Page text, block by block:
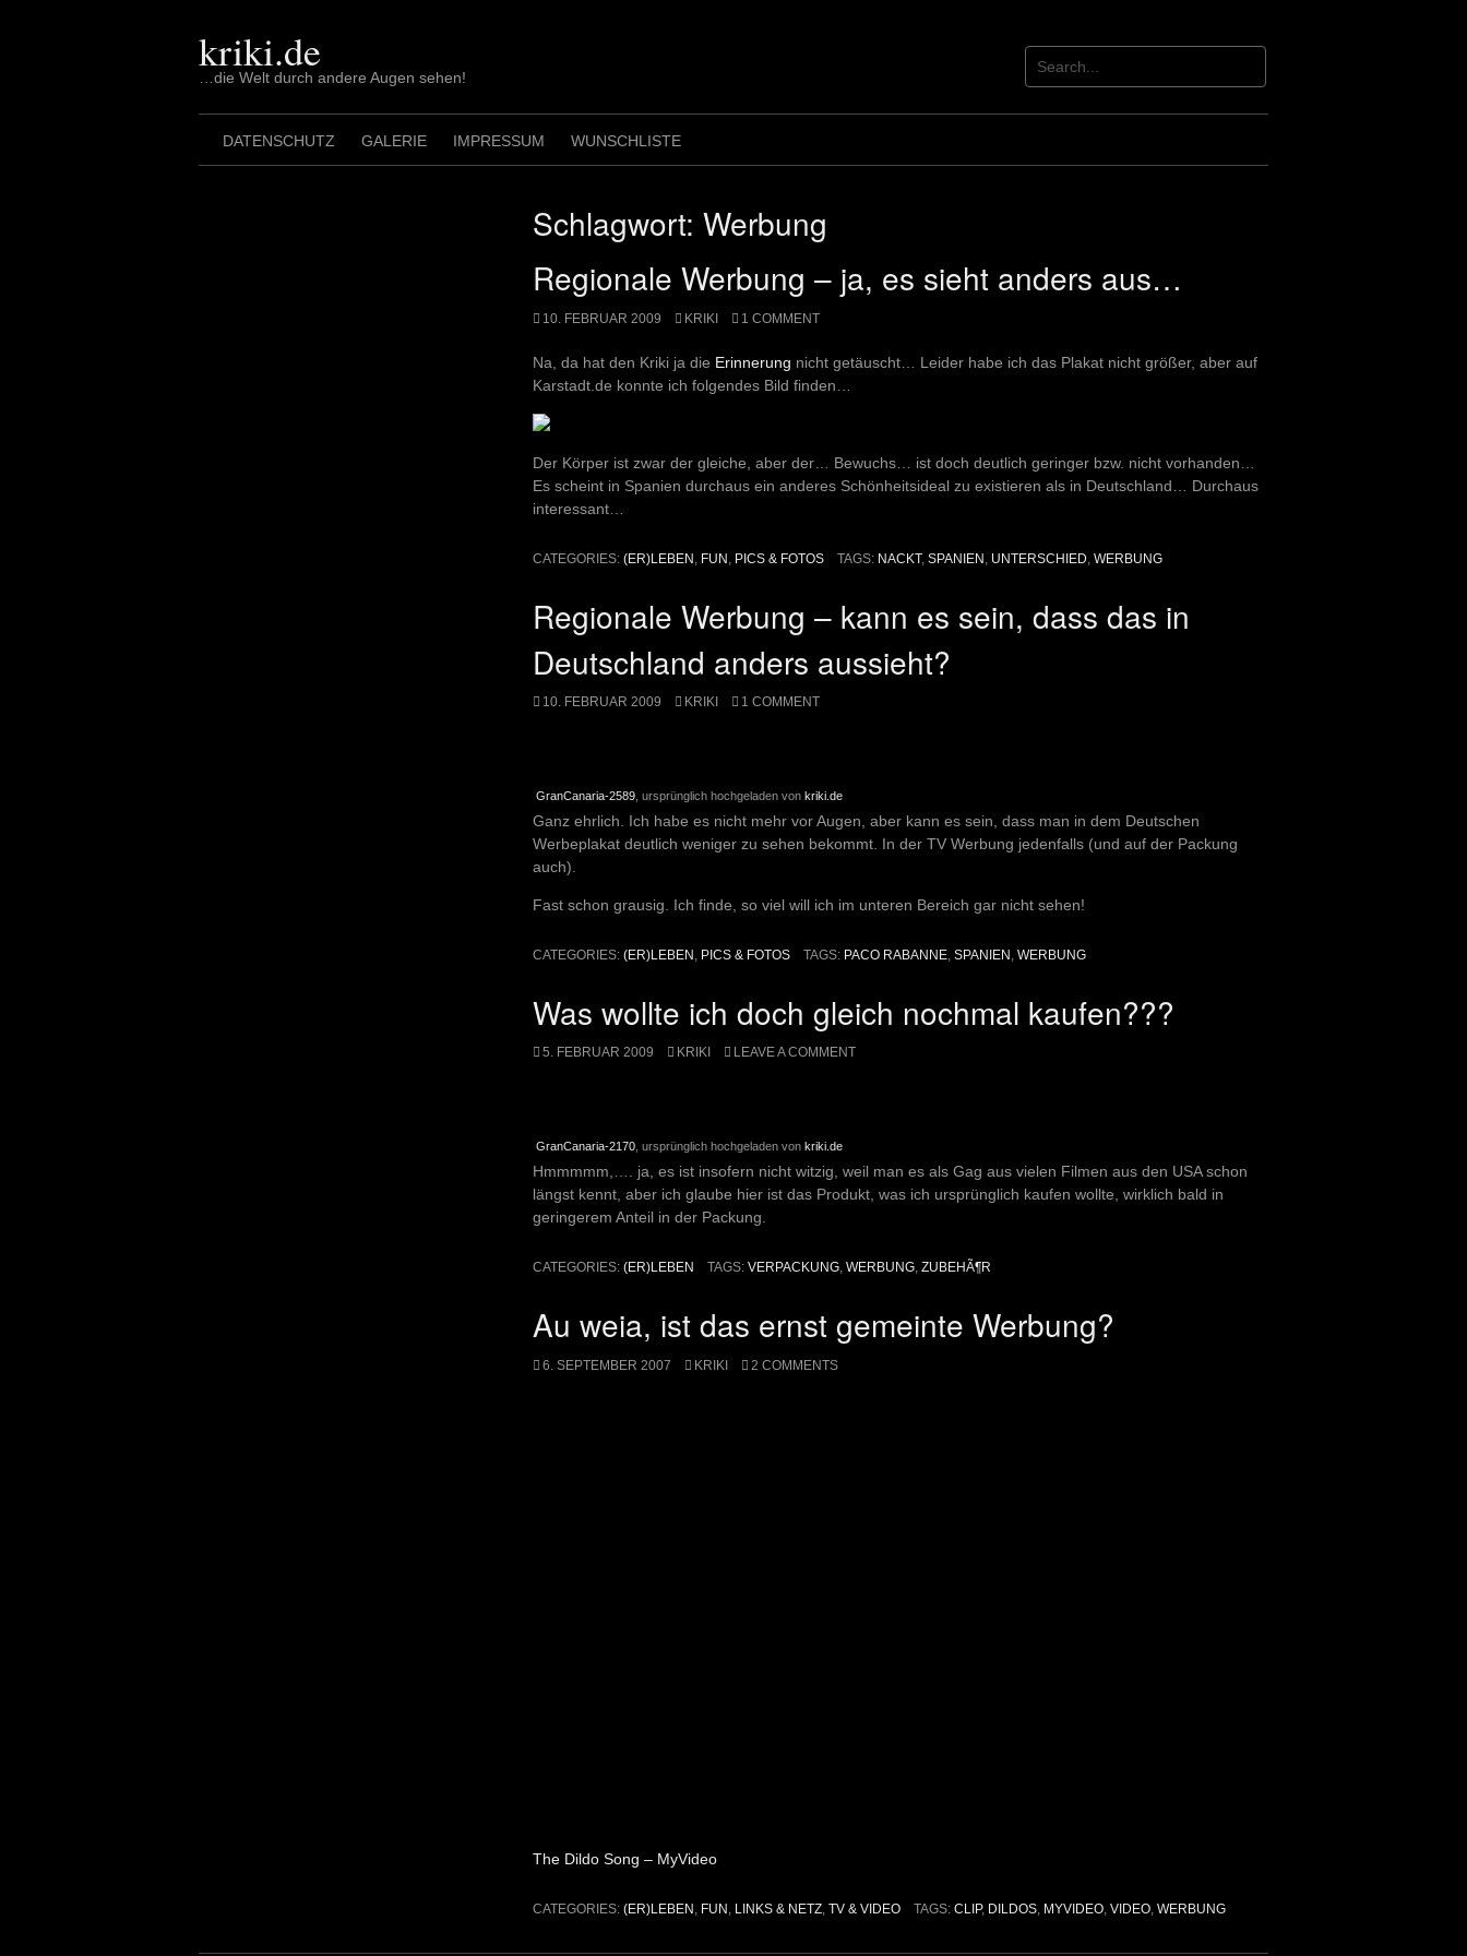
kriki.de
…die Welt durch andere Augen sehen!
DATENSCHUTZ GALERIE IMPRESSUM WUNSCHLISTE
Schlagwort: Werbung
Regionale Werbung – ja, es sieht anders aus…
10. FEBRUAR 2009 KRIKI 1 COMMENT
Na, da hat den Kriki ja die Erinnerung nicht getäuscht… Leider habe ich das Plakat nicht größer, aber auf
Karstadt.de konnte ich folgendes Bild finden…
Der Körper ist zwar der gleiche, aber der… Bewuchs… ist doch deutlich geringer bzw. nicht vorhanden…
Es scheint in Spanien durchaus ein anderes Schönheitsideal zu existieren als in Deutschland… Durchaus
interessant…
CATEGORIES: (ER)LEBEN FUN PICS & FOTOS TAGS: NACKT, SPANIEN UNTERSCHIED WERBUNG
Regionale Werbung – kann es sein, dass das in
Deutschland anders aussieht?
10. FEBRUAR 2009 KRIKI 1 COMMENT
GranCanaria-2589 , ursprünglich hochgeladen von kriki.de
Ganz ehrlich. Ich habe es nicht mehr vor Augen, aber kann es sein, dass man in dem Deutschen
Werbeplakat deutlich weniger zu sehen bekommt. In der TV Werbung jedenfalls (und auf der Packung
auch).
Fast schon grausig. Ich finde, so viel will ich im unteren Bereich gar nicht sehen!
CATEGORIES: (ER)LEBEN , PICS & FOTOS TAGS: PACO RABANNE, SPANIEN , WERBUNG
Was wollte ich doch gleich nochmal kaufen???
5. FEBRUAR 2009 KRIKI LEAVE A COMMENT
GranCanaria-2170 , ursprünglich hochgeladen von kriki.de
Hmmmmm,…. ja, es ist insofern nicht witzig, weil man es als Gag aus vielen Filmen aus den USA schon
längst kennt, aber ich glaube hier ist das Produkt, was ich ursprünglich kaufen wollte, wirklich bald in
geringerem Anteil in der Packung.
CATEGORIES: (ER)LEBEN TAGS: VERPACKUNG, WERBUNG, ZUBEHÃ¶R
Au weia, ist das ernst gemeinte Werbung?
6. SEPTEMBER 2007 KRIKI 2 COMMENTS
The Dildo Song – MyVideo
CATEGORIES: (ER)LEBEN FUN LINKS & NETZ TV & VIDEO TAGS: CLIP, DILDOS, MYVIDEO, VIDEO, WERBUNG